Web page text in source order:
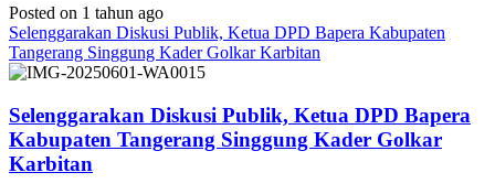
Posted on 1 tahun ago
Selenggarakan Diskusi Publik, Ketua DPD Bapera Kabupaten
Tangerang Singgung Kader Golkar Karbitan
Selenggarakan Diskusi Publik, Ketua DPD Bapera
Kabupaten Tangerang Singgung Kader Golkar
Karbitan